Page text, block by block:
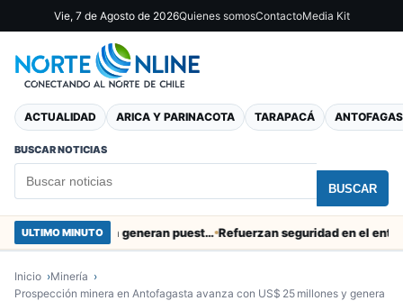
Vie, 7 de Agosto de 2026Quienes somosContactoMedia Kit
ACTUALIDAD ARICA Y PARINACOTA TARAPACÁ
BUSCAR NOTICIAS
BUSCAR
ULTIMO MINUTO Obras de Aguas del Altiplano en Arica generan puestos de trabajo Refuerzan seguridad en el entorno
Inicio
Minería
Prospección minera en Antofagasta avanza con US$ 25 millones y genera